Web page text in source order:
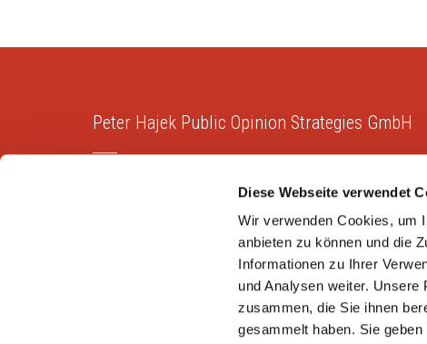
Diese Webseite verwendet
Wir verwenden Cookies, um
anbieten zu können und die
Informationen zu Ihrer
und Analysen weiter.
zusammen, die Sie ihnen
gesammelt haben. Sie
Peter Hajek Public Opinion Strategies GmbH
Markt- und Meinungsforschung für Politik, Wirtschaft
und Non-Profit-Organisationen.
Peter Hajek Public Opinion Strategies